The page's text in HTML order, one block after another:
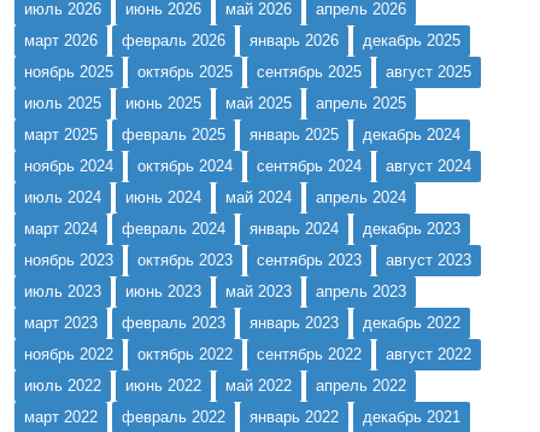
июль 2026 июнь 2026 май 2026
апрель 2026
март 2026
февраль 2026 январь 2026
декабрь 2025
ноябрь 2025
октябрь 2025 сентябрь 2025
август 2025
июль 2025
июнь 2025 май 2025
апрель 2025
март 2025
февраль 2025 январь 2025
декабрь 2024
ноябрь 2024
октябрь 2024 сентябрь 2024
август 2024
июль 2024
июнь 2024 май 2024
апрель 2024
март 2024
февраль 2024 январь 2024
декабрь 2023
ноябрь 2023
октябрь 2023 сентябрь 2023
август 2023
июль 2023
июнь 2023 май 2023
апрель 2023
март 2023
февраль 2023 январь 2023
декабрь 2022
ноябрь 2022
октябрь 2022 сентябрь 2022
август 2022
июль 2022
июнь 2022 май 2022
апрель 2022
март 2022
февраль 2022 январь 2022
декабрь 2021